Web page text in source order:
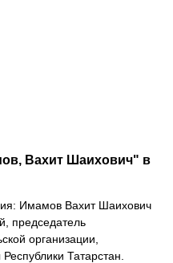
Вахит Шаихович" в
Имамов Вахит Шаихович
председатель
организации,
Татарстан.